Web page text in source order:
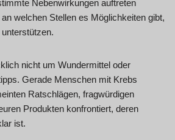
Nebenwirkungen auftreten
welchen Stellen es Möglichkeiten gibt,
nicht um Wundermittel oder
Gerade Menschen mit Krebs
Ratschlägen, fragwürdigen
Produkten konfrontiert, deren
ist.